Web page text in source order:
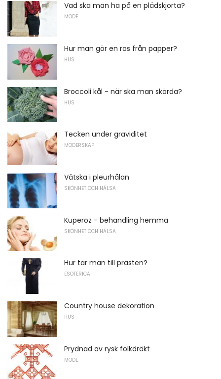
Vad ska man ha på en plädskjorta?
MODE
Hur man gör en ros från papper?
HUS
Broccoli kål - när ska man skörda?
HUS
Tecken under graviditet
MODERSKAP
Vätska i pleurhålan
SKÖNHET OCH HÄLSA
Kuperoz - behandling hemma
SKÖNHET OCH HÄLSA
Hur tar man till prästen?
ESOTERICA
Country house dekoration
HUS
Prydnad av rysk folkdräkt
MODE